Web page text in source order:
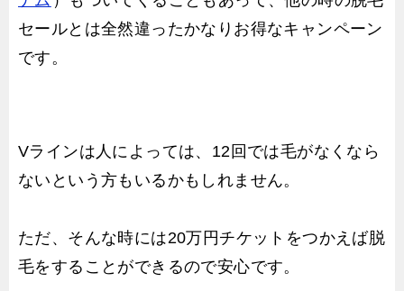
セールとは全然違ったかなりお得なキャンペーン
です。
Vラインは人によっては、12回では毛がなくなら
ないという方もいるかもしれません。
ただ、そんな時には20万円チケットをつかえば脱
毛をすることができるので安心です。